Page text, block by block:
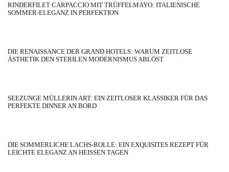
RINDERFILET CARPACCIO MIT TRÜFFELMAYO: ITALIENISCHE
SOMMER-ELEGANZ IN PERFEKTION
DIE RENAISSANCE DER GRAND HOTELS: WARUM ZEITLOSE
ÄSTHETIK DEN STERILEN MODERNISMUS ABLÖST
SEEZUNGE MÜLLERIN ART: EIN ZEITLOSER KLASSIKER FÜR DAS
PERFEKTE DINNER AN BORD
DIE SOMMERLICHE LACHS-ROLLE: EIN EXQUISITES REZEPT FÜR
LEICHTE ELEGANZ AN HEISSEN TAGEN